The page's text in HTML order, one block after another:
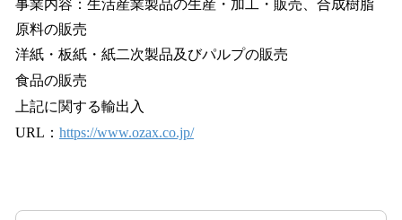
事業内容：生活産業製品の生産・加工・販売、合成樹脂
原料の販売
洋紙・板紙・紙二次製品及びパルプの販売
食品の販売
上記に関する輸出入
URL： https://www.ozax.co.jp/